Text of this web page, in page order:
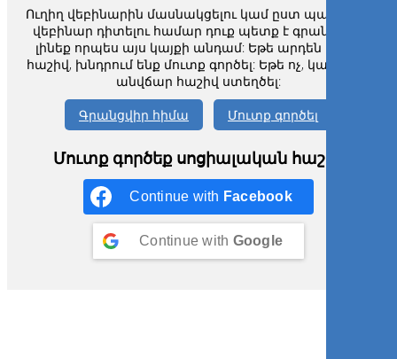
Ուղիղ վեբինարին մասնակցելու կամ ըստ պահանջի
վեբինար դիտելու համար դուք պետք է գրանցված
լինեք որպես այս կայքի անդամ: Եթե արդեն ունեք
հաշիվ, խնդրում ենք մուտք գործել: Եթե ոչ, կարող եք
անվճար հաշիվ ստեղծել:
Գրանցվիր հիմա
Մուտք գործել
Մուտք գործեք սոցիալական հաշիվ
Continue with Facebook
Continue with Google